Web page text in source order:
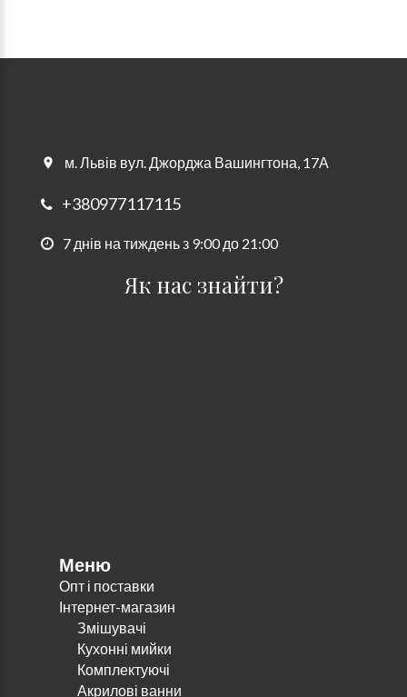
м. Львів вул. Джорджа Вашингтона, 17А
+380977117115
7 днів на тиждень з 9:00 до 21:00
Як нас знайти?
Меню
Опт і поставки
Інтернет-магазин
Змішувачі
Кухонні мийки
Комплектуючі
Акрилові ванни